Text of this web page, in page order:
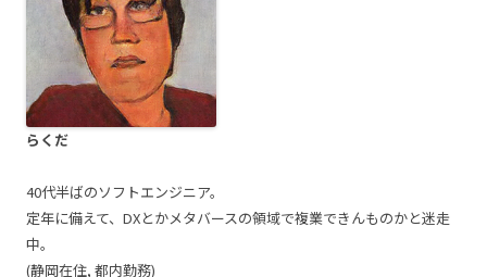
ョ
らくだ
40代半ばのソフトエンジニア。
定年に備えて、DXとかメタバースの領域で複業できんものかと迷走
中。
(静岡在住, 都内勤務)